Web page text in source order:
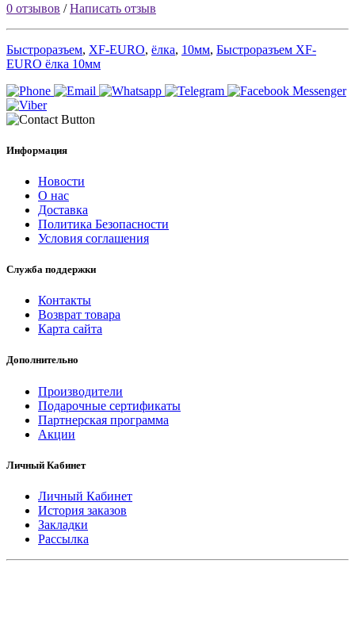
0 отзывов /Написать отзыв
Быстроразъем, XF-EURO, ёлка, 10мм, Быстроразъем XF-
EURO ёлка 10мм
Информация
Новости
О нас
Доставка
Политика Безопасности
Условия соглашения
Служба поддержки
Контакты
Возврат товара
Карта сайта
Дополнительно
Производители
Подарочные сертификаты
Партнерская программа
Акции
Личный Кабинет
Личный Кабинет
История заказов
Закладки
Рассылка